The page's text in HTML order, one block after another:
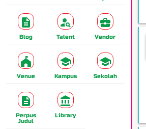
Blog Talent Vendor
Venue Kampus Sekolah
Perpus
Judul
Library